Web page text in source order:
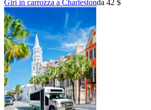
Giri in carrozza a Charlestonda 42 $